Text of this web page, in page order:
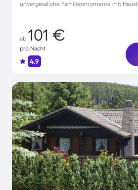
unvergessliche Familienmomente mit
ab 101 €
pro Nacht
4.9